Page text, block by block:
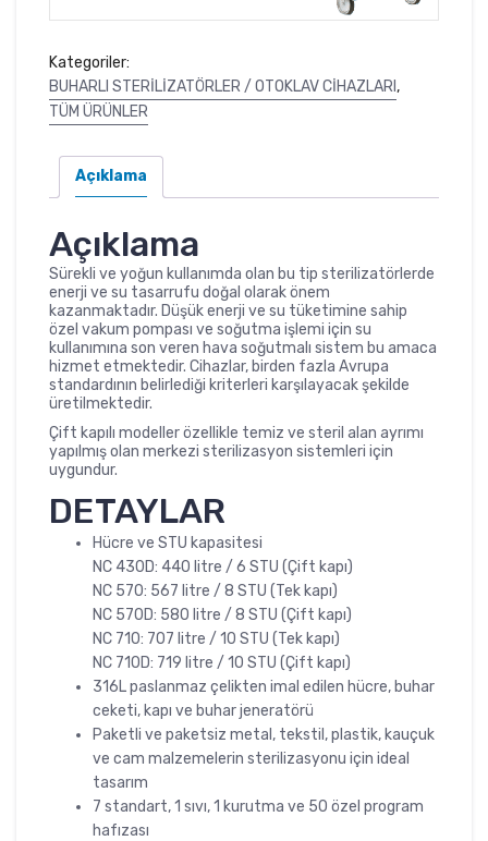
Kategoriler:
BUHARLI STERİLİZATÖRLER / OTOKLAV CİHAZLARI,
TÜM ÜRÜNLER
Açıklama
Açıklama
Sürekli ve yoğun kullanımda olan bu tip sterilizatörlerde
enerji ve su tasarrufu doğal olarak önem
kazanmaktadır. Düşük enerji ve su tüketimine sahip
özel vakum pompası ve soğutma işlemi için su
kullanımına son veren hava soğutmalı sistem bu amaca
hizmet etmektedir. Cihazlar, birden fazla Avrupa
standardının belirlediği kriterleri karşılayacak şekilde
üretilmektedir.
Çift kapılı modeller özellikle temiz ve steril alan ayrımı
yapılmış olan merkezi sterilizasyon sistemleri için
uygundur.
DETAYLAR
Hücre ve STU kapasitesi
NC 430D: 440 litre / 6 STU (Çift kapı)
NC 570: 567 litre / 8 STU (Tek kapı)
NC 570D: 580 litre / 8 STU (Çift kapı)
NC 710: 707 litre / 10 STU (Tek kapı)
NC 710D: 719 litre / 10 STU (Çift kapı)
316L paslanmaz çelikten imal edilen hücre, buhar
ceketi, kapı ve buhar jeneratörü
Paketli ve paketsiz metal, tekstil, plastik, kauçuk
ve cam malzemelerin sterilizasyonu için ideal
tasarım
7 standart, 1 sıvı, 1 kurutma ve 50 özel program
hafızası